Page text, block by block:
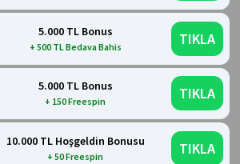
5.000 TL Bonus
+ 500 TL Bedava Bahis TIKLA
5.000 TL Bonus
+ 150 Freespin TIKLA
10.000 TL Hoşgeldin Bonusu
+ 50 Freespin TIKLA